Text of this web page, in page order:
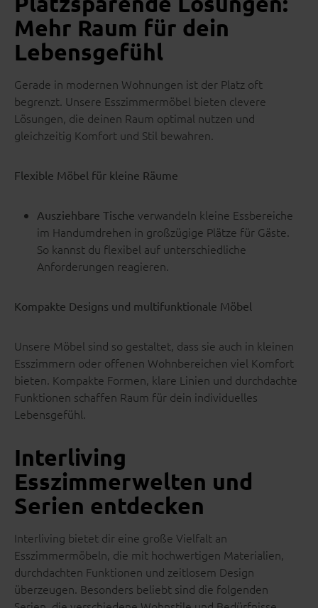
Mehr Raum für dein
Lebensgefühl
Gerade in modernen Wohnungen ist der Platz oft
begrenzt. Unsere Esszimmermöbel bieten clevere
Lösungen, die deinen Raum optimal nutzen und
gleichzeitig Komfort und Stil bewahren.
Flexible Möbel für kleine Räume
Ausziehbare Tische verwandeln kleine Essbereiche
im Handumdrehen in großzügige Plätze für Gäste.
So kannst du flexibel auf unterschiedliche
Anforderungen reagieren.
Kompakte Designs und multifunktionale Möbel
Unsere Möbel sind so gestaltet, dass sie auch in kleinen
Esszimmern oder offenen Wohnbereichen viel Komfort
bieten. Kompakte Formen, klare Linien und durchdachte
Funktionen schaffen Raum für dein individuelles
Lebensgefühl.
Interliving
Esszimmerwelten und
Serien entdecken
Interliving bietet dir eine große Vielfalt an
Esszimmermöbeln, die mit hochwertigen Materialien,
durchdachten Funktionen und zeitlosem Design
überzeugen. Besonders beliebt sind die folgenden